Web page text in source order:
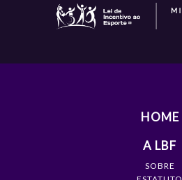
HOME
A LBF
SOBRE